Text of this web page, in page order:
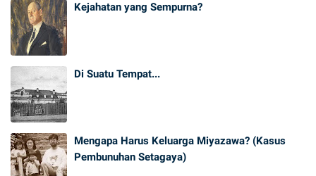
Kejahatan yang Sempurna?
Di Suatu Tempat...
Mengapa Harus Keluarga Miyazawa? (Kasus
Pembunuhan Setagaya)